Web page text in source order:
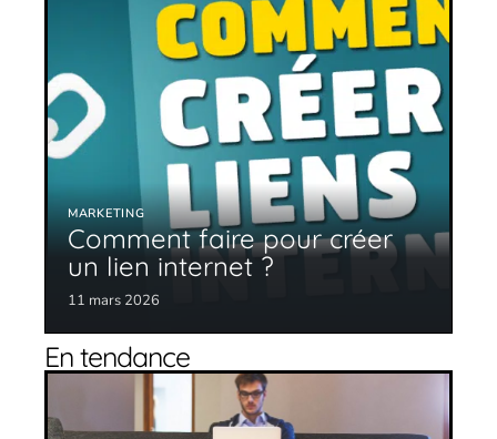
MARKETING
Comment faire pour créer
un lien internet ?
11 mars 2026
En tendance